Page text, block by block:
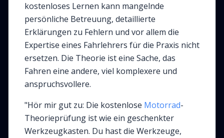
kostenloses Lernen kann mangelnde
persönliche Betreuung, detaillierte
Erklärungen zu Fehlern und vor allem die
Expertise eines Fahrlehrers für die Praxis nicht
ersetzen. Die Theorie ist eine Sache, das
Fahren eine andere, viel komplexere und
anspruchsvollere.
"Hör mir gut zu: Die kostenlose Motorrad-
Theorieprüfung ist wie ein geschenkter
Werkzeugkasten. Du hast die Werkzeuge,